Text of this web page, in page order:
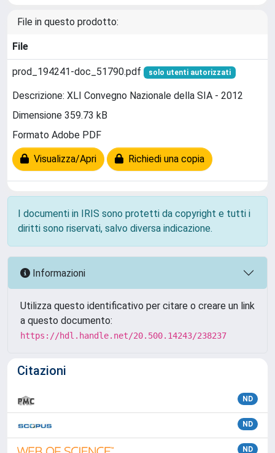
File in questo prodotto:
File
prod_194241-doc_51790.pdf solo utenti autorizzati
Descrizione: XLI Convegno Nazionale della SIA - 2012
Dimensione 359.73 kB
Formato Adobe PDF
Visualizza/Apri Richiedi una copia
I documenti in IRIS sono protetti da copyright e tutti i
diritti sono riservati, salvo diversa indicazione.
Informazioni
Utilizza questo identificativo per citare o creare un link
a questo documento:
https://hdl.handle.net/20.500.14243/238237
Citazioni
ND
ND
ND